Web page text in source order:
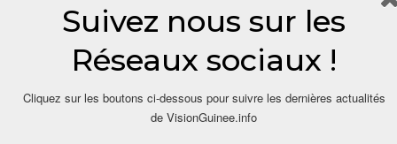
Suivez nous sur les
Réseaux sociaux !
Cliquez sur les boutons ci-dessous pour suivre les dernières actualités
de VisionGuinee.info